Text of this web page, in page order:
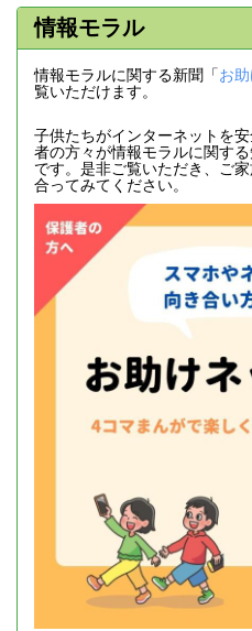
情報モラル
情報モラルに関する新聞「お
覧いただけます。
子供たちがインターネットを
者の方々が情報モラルに関す
です。是非ご覧いただき、ご
合ってみてください。